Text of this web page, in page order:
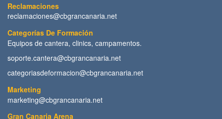
Reclamaciones
reclamaciones@cbgrancanaria.net
Categorías De Formación
Equipos de cantera, clinics, campamentos.
soporte.cantera@cbgrancanaria.net
categoriasdeformacion@cbgrancanaria.net
Marketing
marketing@cbgrancanaria.net
Gran Canaria Arena